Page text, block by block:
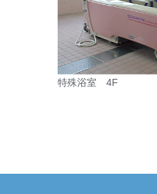
特殊浴室 4F